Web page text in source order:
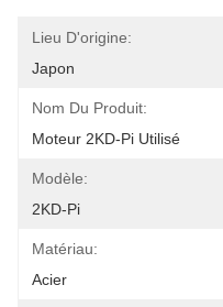
Lieu D'origine:
Japon
Nom Du Produit:
Moteur 2KD-Pi Utilisé
Modèle:
2KD-Pi
Matériau:
Acier